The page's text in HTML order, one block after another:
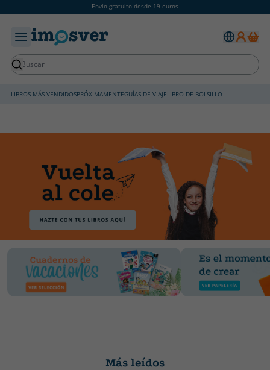
Envío gratuito desde 19 euros
LIBROS MÁS VENDIDOSPRÓXIMAMENTEGUÍAS DE VIAJELIBRO DE BOLSILLO
Más leídos